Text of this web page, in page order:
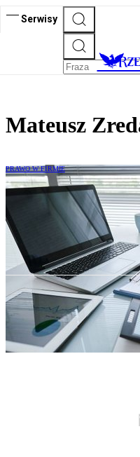
Serwisy
Mateusz
PRAWO W FIRMIE
Dwa tygodnie
inwestycyjnym na
do KNF